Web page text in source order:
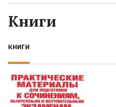
Жанры
Экранизации
Коллекции
Книги
КНИГИ